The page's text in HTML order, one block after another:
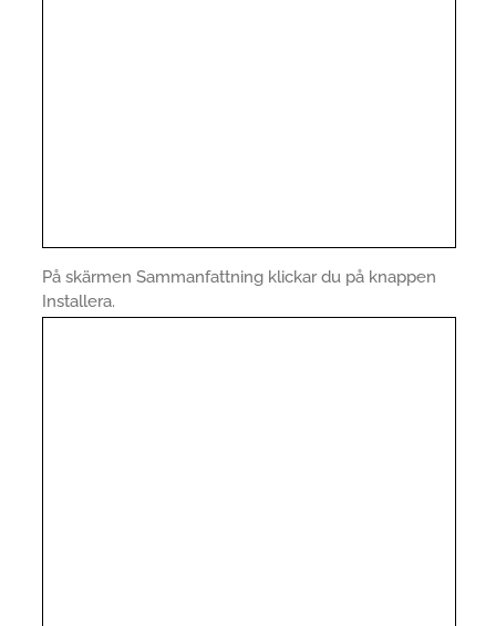
På skärmen Sammanfattning klickar du på knappen
Installera.